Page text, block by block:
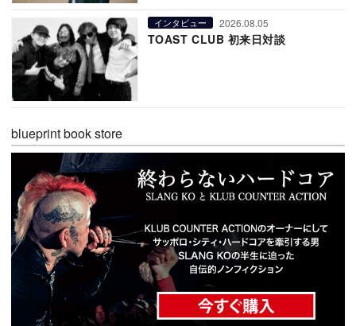
インタビュー 2026.08.05
TOAST CLUB 初来日対談
blueprint book store